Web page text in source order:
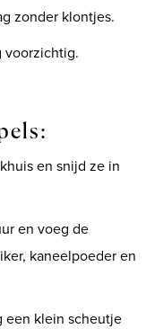
zonder klontjes.
voorzichtig.
en snijd ze in
en voeg de
kaneelpoeder en
een klein scheutje